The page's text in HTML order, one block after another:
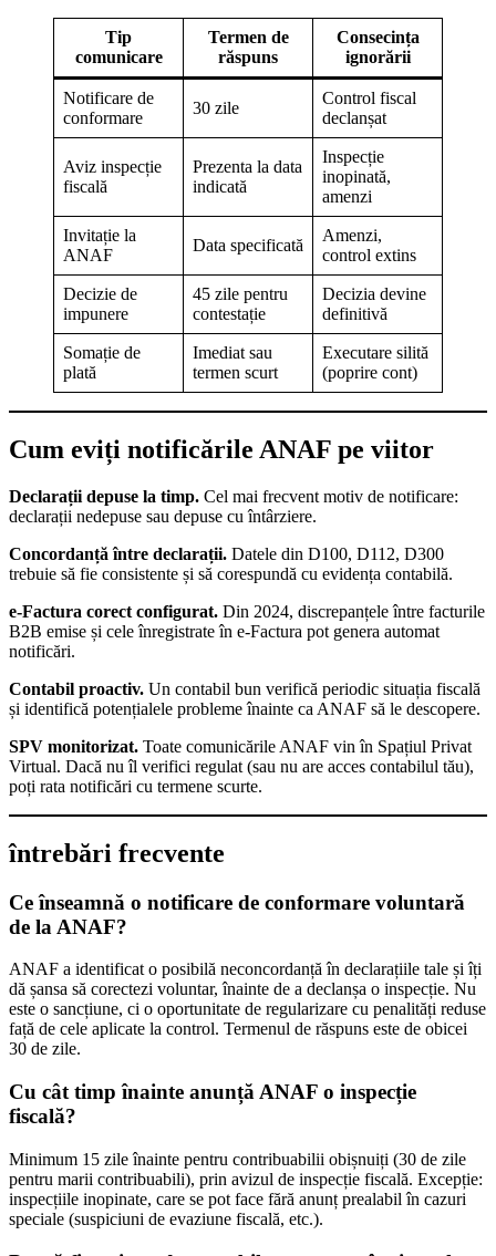
Tip
comunicare
Termen de
răspuns
Consecința
ignorării
Notificare de
conformare
30 zile
Control fiscal
declanșat
Aviz inspecție
fiscală
Prezenta la data
indicată
Inspecție
inopinată,
amenzi
Invitație la
ANAF
Data specificată
Amenzi,
control extins
Decizie de
impunere
45 zile pentru
contestație
Decizia devine
definitivă
Somație de
plată
Imediat sau
termen scurt
Executare silită
(poprire cont)
Cum eviți notificările ANAF pe viitor
Declarații depuse la timp. Cel mai frecvent motiv de notificare:
declarații nedepuse sau depuse cu întârziere.
Concordanță între declarații. Datele din D100, D112, D300
trebuie să fie consistente și să corespundă cu evidența contabilă.
e-Factura corect configurat. Din 2024, discrepanțele între facturile
B2B emise și cele înregistrate în e-Factura pot genera automat
notificări.
Contabil proactiv. Un contabil bun verifică periodic situația fiscală
și identifică potențialele probleme înainte ca ANAF să le descopere.
SPV monitorizat. Toate comunicările ANAF vin în Spațiul Privat
Virtual. Dacă nu îl verifici regulat (sau nu are acces contabilul tău),
poți rata notificări cu termene scurte.
întrebări frecvente
Ce înseamnă o notificare de conformare voluntară
de la ANAF?
ANAF a identificat o posibilă neconcordanță în declarațiile tale și îți
dă șansa să corectezi voluntar, înainte de a declanșa o inspecție. Nu
este o sancțiune, ci o oportunitate de regularizare cu penalități reduse
față de cele aplicate la control. Termenul de răspuns este de obicei
30 de zile.
Cu cât timp înainte anunță ANAF o inspecție
fiscală?
Minimum 15 zile înainte pentru contribuabilii obișnuiți (30 de zile
pentru marii contribuabili), prin avizul de inspecție fiscală. Excepție:
inspecțiile inopinate, care se pot face fără anunț prealabil în cazuri
speciale (suspiciuni de evaziune fiscală, etc.).